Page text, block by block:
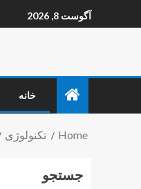
آگوست 8, 2026
خانه
Home تکنولوژی
جستجو